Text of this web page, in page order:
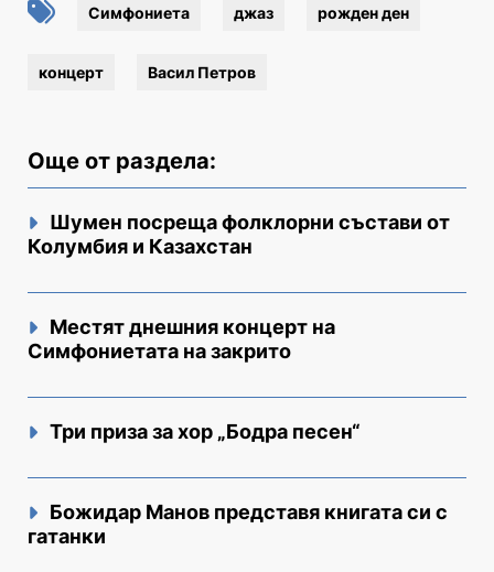
Симфониета джаз рожден ден
концерт Васил Петров
Още от раздела:
Шумен посреща фолклорни състави от
Колумбия и Казахстан
Местят днешния концерт на
Симфониетата на закрито
Три приза за хор „Бодра песен“
Божидар Манов представя книгата си с
гатанки